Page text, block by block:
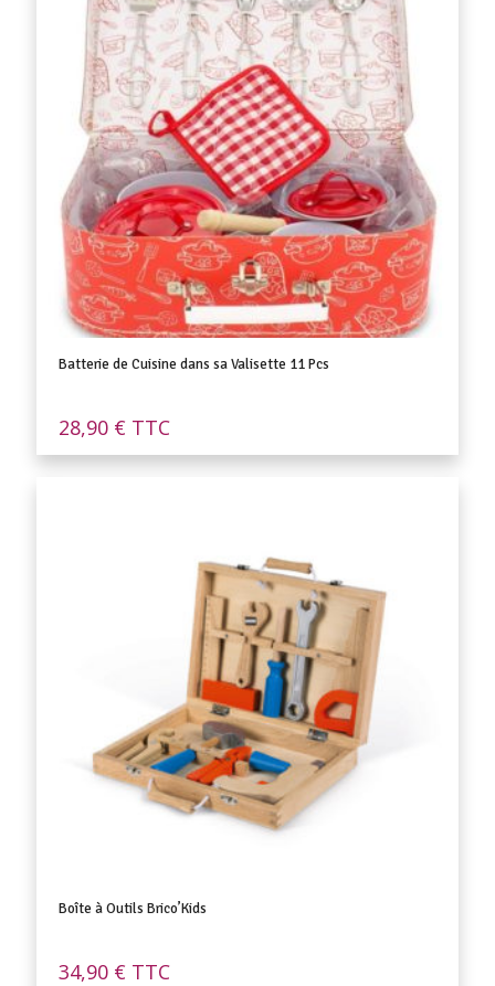
Batterie de Cuisine dans sa Valisette 11 Pcs
28,90 € TTC
Boîte à Outils Brico’Kids
34,90 € TTC